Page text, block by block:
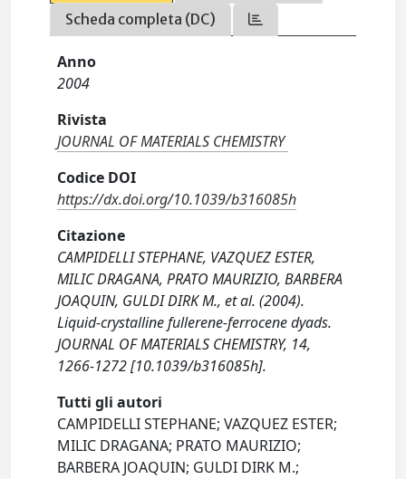
Scheda completa (DC)
Anno
2004
Rivista
JOURNAL OF MATERIALS CHEMISTRY
Codice DOI
https://dx.doi.org/10.1039/b316085h
Citazione
CAMPIDELLI STEPHANE, VAZQUEZ ESTER,
MILIC DRAGANA, PRATO MAURIZIO, BARBERA
JOAQUIN, GULDI DIRK M., et al. (2004).
Liquid-crystalline fullerene-ferrocene dyads.
JOURNAL OF MATERIALS CHEMISTRY, 14,
1266-1272 [10.1039/b316085h].
Tutti gli autori
CAMPIDELLI STEPHANE; VAZQUEZ ESTER;
MILIC DRAGANA; PRATO MAURIZIO;
BARBERA JOAQUIN; GULDI DIRK M.;